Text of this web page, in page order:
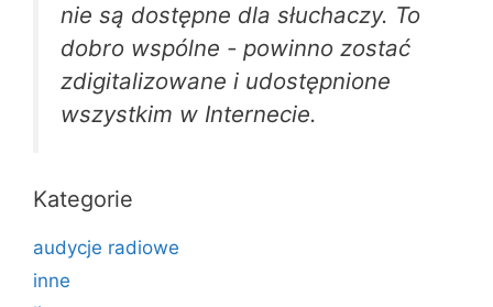
nie są dostępne dla słuchaczy. To
dobro wspólne - powinno zostać
zdigitalizowane i udostępnione
wszystkim w Internecie.
Kategorie
audycje radiowe
inne